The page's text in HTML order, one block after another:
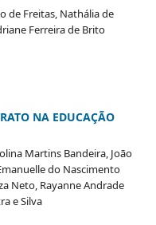
de Freitas, Nathália de
Ferreira de Brito
NA EDUCAÇÃO
Martins Bandeira, Joāo
do Nascimento
Neto, Rayanne Andrade
e Silva